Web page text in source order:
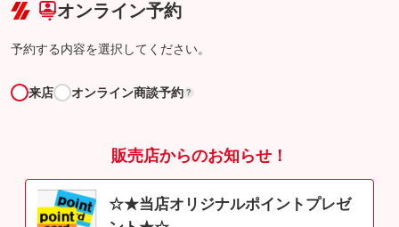
オンライン予約
予約する内容を選択してください。
来店 オンライン商談予約 ?
販売店からのお知らせ！
☆★当店オリジナルポイントプレゼ